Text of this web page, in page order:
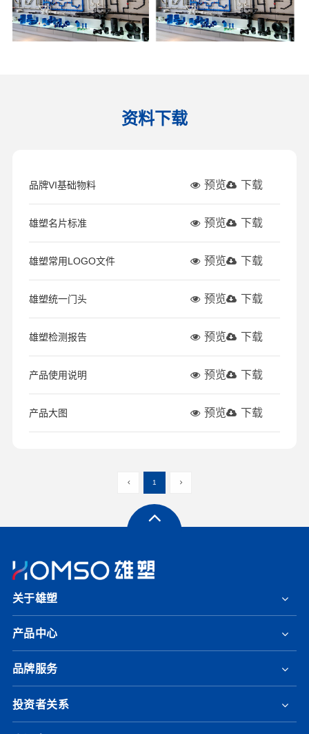
资料下载
品牌VI基础物料 预览 下载
雄塑名片标准 预览 下载
雄塑常用LOGO文件 预览 下载
雄塑统一门头 预览 下载
雄塑检测报告 预览 下载
产品使用说明 预览 下载
产品大图 预览 下载
1
关于雄塑
产品中心
品牌服务
投资者关系